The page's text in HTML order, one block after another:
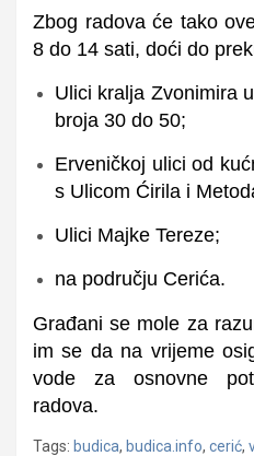
Zbog radova će tako
8 do 14 sati, doći do
Ulici kralja Zvonimira
broja 30 do 50;
Erveničkoj ulici od
s Ulicom Ćirila i
Ulici Majke Tereze;
na području Cerića.
Građani se mole za
im se da na vrijeme
vode za osnovne
radova.
Tags: budica, budica.info, cerić,